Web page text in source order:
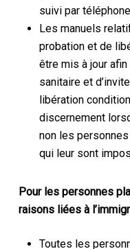
suivi par
Les manuels
probation et de
être mis à jour
sanitaire et
libération
discernement
non les
qui leur sont
Pour les personnes
raisons liées à
Toutes les